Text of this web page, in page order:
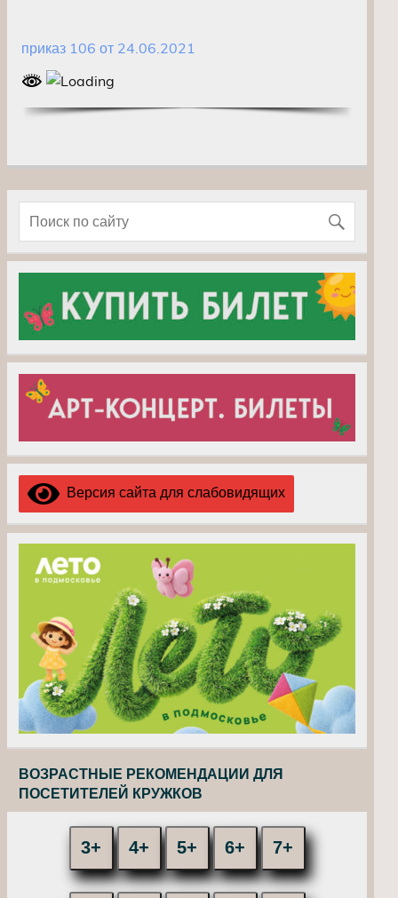
приказ 106 от 24.06.2021
Версия сайта для слабовидящих
ВОЗРАСТНЫЕ РЕКОМЕНДАЦИИ ДЛЯ
ПОСЕТИТЕЛЕЙ КРУЖКОВ
3+ 4+ 5+ 6+ 7+